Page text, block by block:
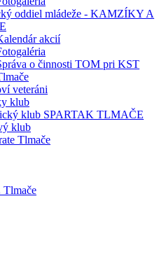
oddiel mládeže - KAMZÍKY A
akcií
o činnosti TOM pri KST
veteráni
klub
klub SPARTAK TLMAČE
klub
Tlmače
Tlmače